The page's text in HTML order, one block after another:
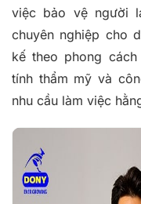
việc bảo vệ người
chuyên nghiệp cho
kế theo phong
tính thẩm mỹ và
nhu cầu làm việc